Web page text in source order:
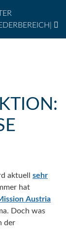
aktuell sehr
hat
Austria
Doch was
der